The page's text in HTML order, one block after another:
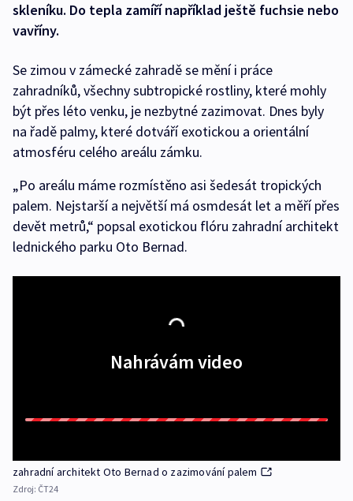
skleníku. Do tepla zamíří například ještě fuchsie nebo
vavříny.
Se zimou v zámecké zahradě se mění i práce
zahradníků, všechny subtropické rostliny, které mohly
být přes léto venku, je nezbytné zazimovat. Dnes byly
na řadě palmy, které dotváří exotickou a orientální
atmosféru celého areálu zámku.
„Po areálu máme rozmístěno asi šedesát tropických
palem. Nejstarší a největší má osmdesát let a měří přes
devět metrů,“ popsal exotickou flóru zahradní architekt
lednického parku Oto Bernad.
Nahrávám video
zahradní architekt Oto Bernad o zazimování palem
Zdroj: ČT24